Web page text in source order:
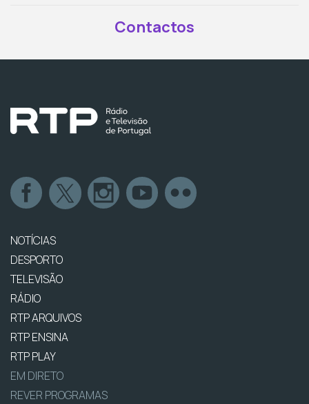
Contactos
NOTÍCIAS
DESPORTO
TELEVISÃO
RÁDIO
RTP ARQUIVOS
RTP ENSINA
RTP PLAY
EM DIRETO
REVER PROGRAMAS